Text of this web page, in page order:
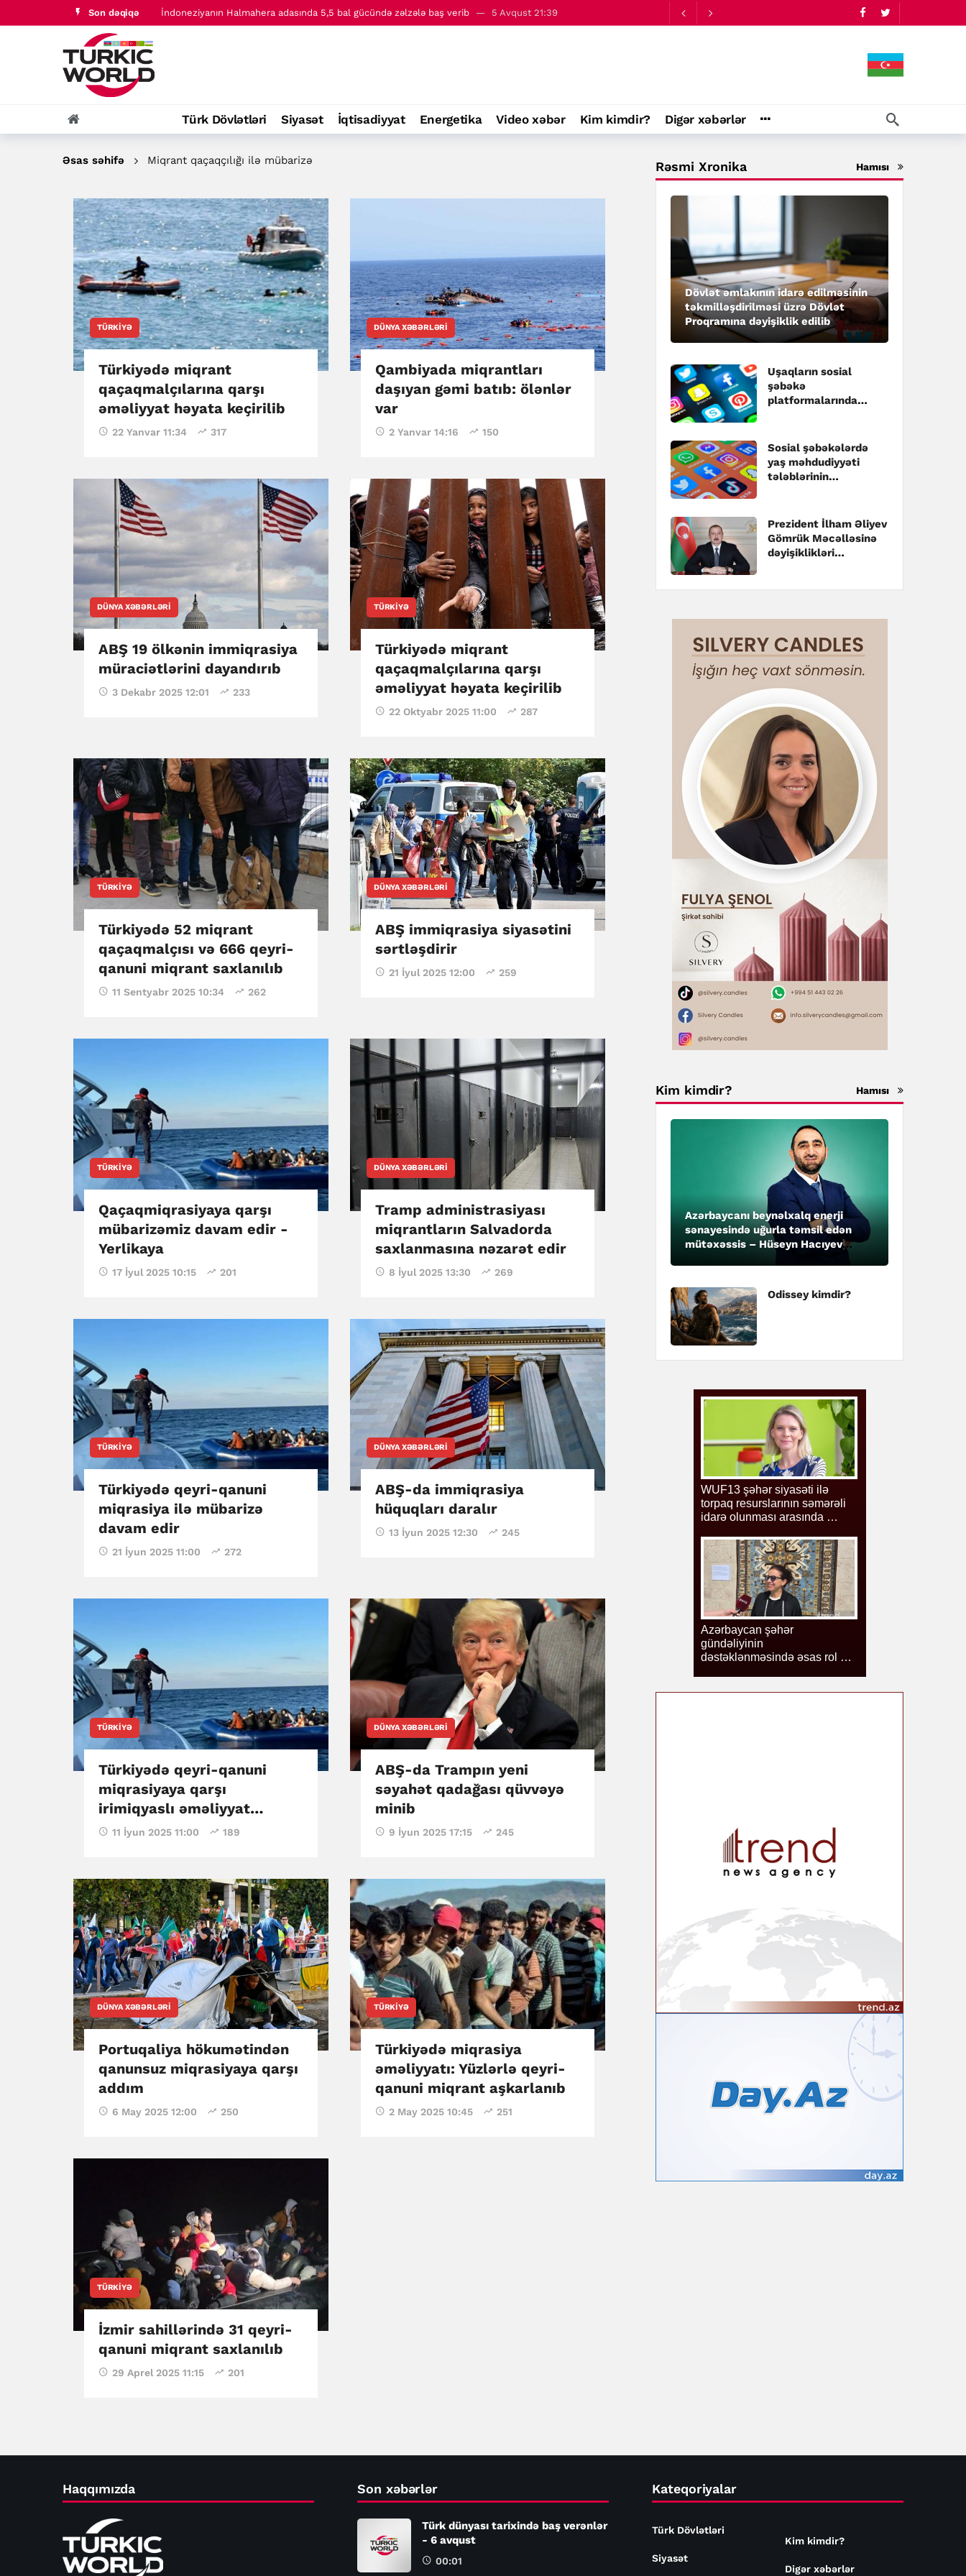
Son dəqiqə Türk dünyası tarixində baş verənlər - 6 avqust 00:01
Türk dünyası tarixində baş verənlər - 6 avqust 00:01
Türk Dövlətləri Siyasət İqtisadiyyat Energetika Video xəbər Kim kimdir? Digər xəbərlər
Əsas səhifə Miqrant qaçaqçılığı ilə mübarizə
TÜRKIYƏ
Türkiyədə miqrant
qaçaqmalçılarına qarşı
əməliyyat həyata keçirilib
22 Yanvar 11:34 317
DÜNYA XƏBƏRLƏRI
Qambiyada miqrantları
daşıyan gəmi batıb: ölənlər
var
2 Yanvar 14:16 150
DÜNYA XƏBƏRLƏRI
ABŞ 19 ölkənin immiqrasiya
müraciətlərini dayandırıb
3 Dekabr 2025 12:01 233
TÜRKIYƏ
Türkiyədə miqrant
qaçaqmalçılarına qarşı
əməliyyat həyata keçirilib
22 Oktyabr 2025 11:00 287
TÜRKIYƏ
Türkiyədə 52 miqrant
qaçaqmalçısı və 666 qeyri-
qanuni miqrant saxlanılıb
11 Sentyabr 2025 10:34 262
DÜNYA XƏBƏRLƏRI
ABŞ immiqrasiya siyasətini
sərtləşdirir
21 İyul 2025 12:00 259
TÜRKIYƏ
Qaçaqmiqrasiyaya qarşı
mübarizəmiz davam edir -
Yerlikaya
17 İyul 2025 10:15 201
DÜNYA XƏBƏRLƏRI
Tramp administrasiyası
miqrantların Salvadorda
saxlanmasına nəzarət edir
8 İyul 2025 13:30 269
TÜRKIYƏ
Türkiyədə qeyri-qanuni
miqrasiya ilə mübarizə
davam edir
21 İyun 2025 11:00 272
DÜNYA XƏBƏRLƏRI
ABŞ-da immiqrasiya
hüquqları daralır
13 İyun 2025 12:30 245
TÜRKIYƏ
Türkiyədə qeyri-qanuni
miqrasiyaya qarşı
irimiqyaslı əməliyyat
keçirilib
11 İyun 2025 11:00 189
DÜNYA XƏBƏRLƏRI
ABŞ-da Trampın yeni
səyahət qadağası qüvvəyə
minib
9 İyun 2025 17:15 245
DÜNYA XƏBƏRLƏRI
Portuqaliya hökumətindən
qanunsuz miqrasiyaya qarşı
addım
6 May 2025 12:00 250
TÜRKIYƏ
Türkiyədə miqrasiya
əməliyyatı: Yüzlərlə qeyri-
qanuni miqrant aşkarlanıb
2 May 2025 10:45 251
TÜRKIYƏ
İzmir sahillərində 31 qeyri-
qanuni miqrant saxlanılıb
29 Aprel 2025 11:15 201
Rəsmi Xronika Hamısı
Dövlət əmlakının idarə edilməsinin
təkmilləşdirilməsi üzrə Dövlət
Proqramına dəyişiklik edilib
Uşaqların sosial
şəbəkə
platformalarında
təsdiqlənib
Sosial şəbəkələrdə
yaş məhdudiyyəti
tələblərinin
müəyyənləşib
Prezident İlham Əliyev
Gömrük Məcəlləsinə
dəyişiklikləri
Kim kimdir? Hamısı
Azərbaycanı beynəlxalq enerji
sənayesində uğurla təmsil edən
mütəxəssis – Hüseyn Hacıyev
Odissey kimdir?
Haqqımızda Son xəbərlər
Türk dünyası tarixində baş verənlər
- 6 avqust
00:01
Kateqoriyalar
Türk Dövlətləri
Siyasət
Kim kimdir?
Digər xəbərlər